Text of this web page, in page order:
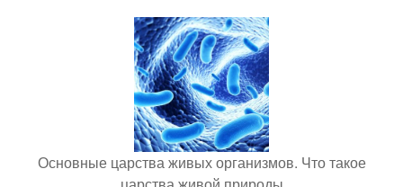
Основные царства живых организмов. Что такое